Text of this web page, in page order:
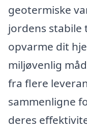
geotermiske
jordens
opvarme dit
miljøvenlig
fra flere
sammenligne
deres